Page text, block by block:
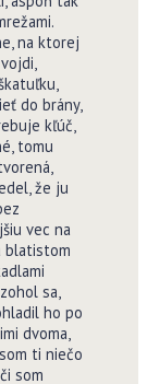
na ktorej
do brány,
kľúč,
tomu
že ju
vec na
blatistom
sa,
ho po
dvoma,
ti niečo
som